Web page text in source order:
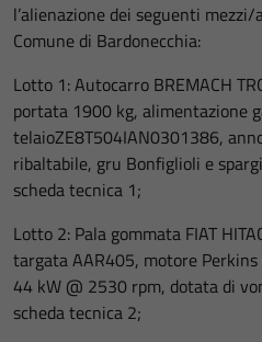
l’alienazione dei seguenti
Comune di Bardonecchia:
Lotto 1: Autocarro BREMACH
portata 1900 kg, alimentazione
telaioZE8T504IAN0301386,
ribaltabile, gru Bonfiglioli e
scheda tecnica 1;
Lotto 2: Pala gommata FIAT
targata AAR405, motore
44 kW @ 2530 rpm, dotata di
scheda tecnica 2;